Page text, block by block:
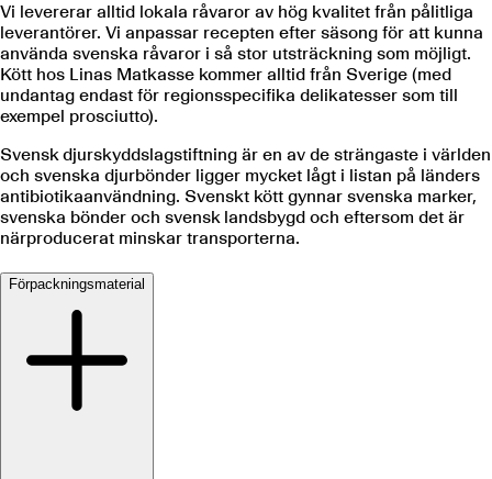
Vi levererar alltid lokala råvaror av hög kvalitet från pålitliga
leverantörer. Vi anpassar recepten efter säsong för att kunna
använda svenska råvaror i så stor utsträckning som möjligt.
Kött hos Linas Matkasse kommer alltid från Sverige (med
undantag endast för regionsspecifika delikatesser som till
exempel prosciutto).
Svensk djurskyddslagstiftning är en av de strängaste i världen
och svenska djurbönder ligger mycket lågt i listan på länders
antibiotikaanvändning. Svenskt kött gynnar svenska marker,
svenska bönder och svensk landsbygd och eftersom det är
närproducerat minskar transporterna.
Förpackningsmaterial